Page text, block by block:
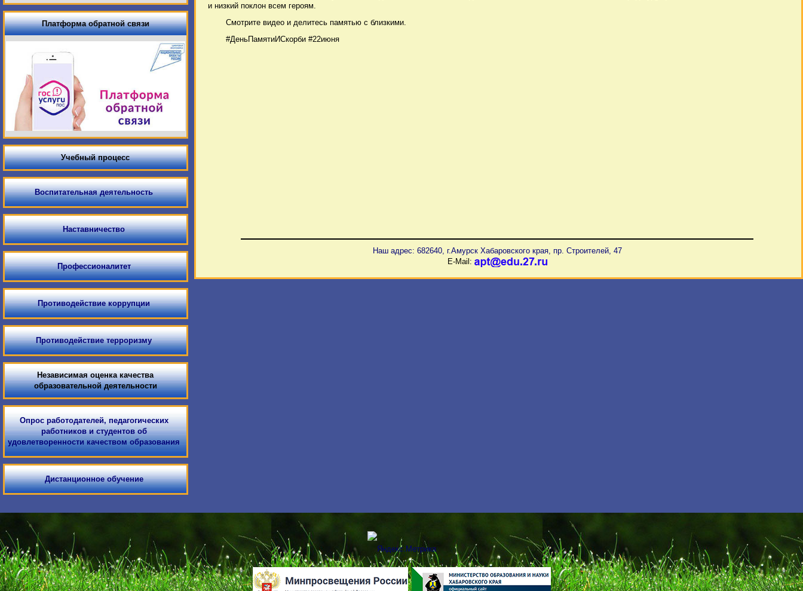
Платформа обратной связи
Учебный процесс
Воспитательная деятельность
Наставничество
Профессионалитет
Противодействие коррупции
Противодействие терроризму
Независимая оценка качества
образовательной деятельности
Опрос работодателей, педагогических
работников и студентов об
удовлетворенности качеством образования
Дистанционное обучение
и низкий поклон всем героям.
Смотрите видео и делитесь памятью с близкими.
#ДеньПамятиИСкорби #22июня
Наш адрес: 682640, г.Амурск Хабаровского края, пр. Строителей, 47
E-Mail: